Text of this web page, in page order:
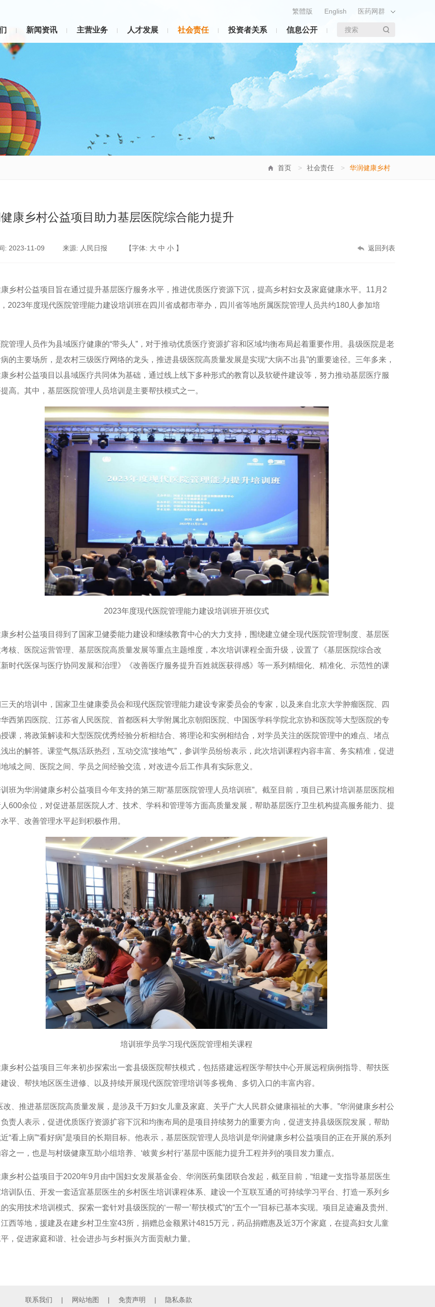
新闻资讯 主营业务 人才发展 社会责任 投资者关系 信息公开
医药网群
繁體版 English
搜索
首页 > 社会责任 > 华润健康乡村
康乡村公益项目助力基层医院综合能力提升
: 2023-11-09 来源: 人民日报 【字体: 大 中 小 】 返回列表
乡村公益项目旨在通过提升基层医疗服务水平，推进优质医疗资源下沉，提高乡村妇女及家庭健康水平。 11 月 2
2023年度现代医院管理能力建设培训班在四川省成都市举办，四川省等地所属医院管理人员共约180 人参加培
管理人员作为县域医疗健康的“带头人”，对于推动优质医疗资源扩容和区域均衡布局起着重要作用。县级医院是老
的主要场所，是农村三级医疗网络的龙头，推进县级医院高质量发展是实现“大病不出县”的重要途径。三年多来，
乡村公益项目以县域医疗共同体为基础，通过线上线下多种形式的教育以及软硬件建设等，努力推动基层医疗服
高。其中，基层医院管理人员培训是主要帮扶模式之一。
2023年度现代医院管理能力建设培训班开班仪式
乡村公益项目得到了国家卫健委能力建设和继续教育中心的大力支持，围绕建立健全现代医院管理制度、基层医
考核、医院运营管理、基层医院高质量发展等重点主题维度，本次培训课程全面升级，设置了《基层医院综合改
时代医保与医疗协同发展和治理》《改善医疗服务提升百姓就医获得感》等一系列精细化、精准化、示范性的课
天的培训中，国家卫生健康委员会和现代医院管理能力建设专家委员会的专家，以及来自北京大学肿瘤医院、四
华西第四医院、江苏省人民医院、首都医科大学附属北京朝阳医院、中国医学科学院北京协和医院等大型医院的专
课，将政策解读和大型医院优秀经验分析相结合、将理论和实例相结合，对学员关注的医院管理中的难点、堵点
出的解答。课堂气氛活跃热烈，互动交流“接地气”，参训学员纷纷表示，此次培训课程内容丰富、务实精准，促进
域之间、医院之间、学员之间经验交流，对改进今后工作具有实际意义。
班为华润健康乡村公益项目今年支持的第三期“基层医院管理人员培训班”。截至目前，项目已累计培训基层医院相
600余位，对促进基层医院人才、技术、学科和管理等方面高质量发展，帮助基层医疗卫生机构提高服务能力、提
平、改善管理水平起到积极作用。
培训班学员学习现代医院管理相关课程
乡村公益项目三年来初步探索出一套县级医院帮扶模式，包括搭建远程医学帮扶中心开展远程病例指导、帮扶医
设、帮扶地区医生进修、以及持续开展现代医院管理培训等多视角、多切入口的丰富内容。
改、推进基层医院高质量发展，是涉及千万妇女儿童及家庭、关乎广大人民群众健康福祉的大事。”华润健康乡村公
责人表示，促进优质医疗资源扩容下沉和均衡布局的是项目持续努力的重要方向，促进支持县级医院发展，帮助
“看上病”“看好病”是项目的长期目标。他表示，基层医院管理人员培训是华润健康乡村公益项目的正在开展的系列
之一，也是与村级健康互助小组培养、‘岐黄乡村行’基层中医能力提升工程并列的项目发力重点。
乡村公益项目于2020年9 月由中国妇女发展基金会、华润医药集团联合发起，截至目前，“组建一支指导基层医生
训队伍、开发一套适宜基层医生的乡村医生培训课程体系、建设一个互联互通的可持续学习平台、打造一系列乡
实用技术培训模式、探索一套针对县级医院的‘一帮一’帮扶模式”的“五个一”目标已基本实现。项目足迹遍及贵州、
西等地，援建及在建乡村卫生室43所，捐赠总金额累计4815万元，药品捐赠惠及近3万个家庭，在提高妇女儿童
，促进家庭和谐、社会进步与乡村振兴方面贡献力量。
联系我们 | 网站地图 | 免责声明 | 隐私条款